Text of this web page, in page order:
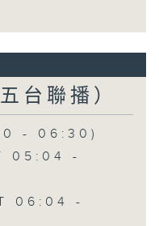
台聯播）
- 06:30)
05:04 -
06:04 -